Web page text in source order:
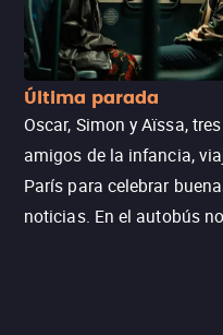
Última parada
Oscar, Simon y Aïssa, tres
amigos de la infancia,
París para celebrar
noticias. En el autobús